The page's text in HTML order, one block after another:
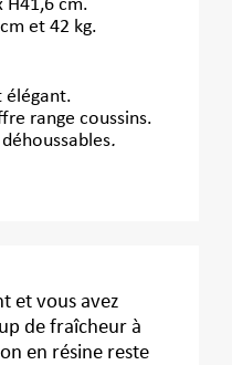
H41,6 cm.
et 42 kg.
élégant.
range coussins.
.
et vous avez
de fraîcheur à
en résine reste